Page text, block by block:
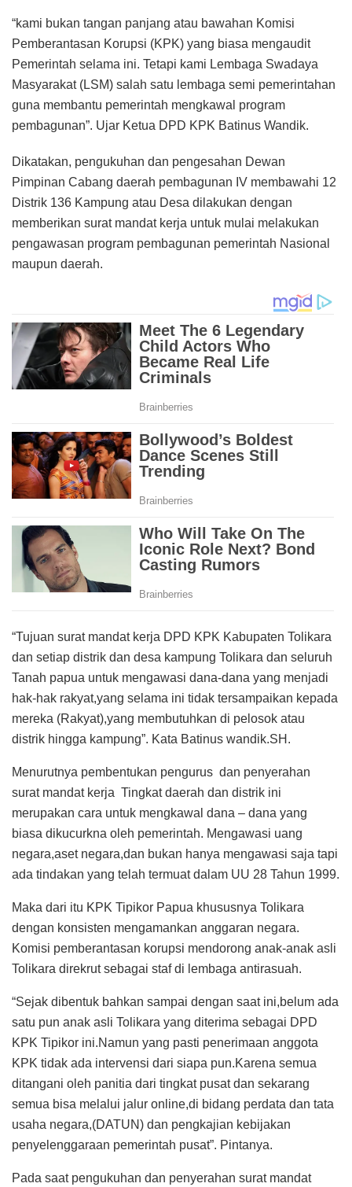
“kami bukan tangan panjang atau bawahan Komisi
Pemberantasan Korupsi (KPK) yang biasa mengaudit
Pemerintah selama ini. Tetapi kami Lembaga Swadaya
Masyarakat (LSM) salah satu lembaga semi pemerintahan
guna membantu pemerintah mengkawal program
pembagunan”. Ujar Ketua DPD KPK Batinus Wandik.
Dikatakan, pengukuhan dan pengesahan Dewan
Pimpinan Cabang daerah pembagunan IV membawahi 12
Distrik 136 Kampung atau Desa dilakukan dengan
memberikan surat mandat kerja untuk mulai melakukan
pengawasan program pembagunan pemerintah Nasional
maupun daerah.
“Tujuan surat mandat kerja DPD KPK Kabupaten Tolikara
dan setiap distrik dan desa kampung Tolikara dan seluruh
Tanah papua untuk mengawasi dana-dana yang menjadi
hak-hak rakyat,yang selama ini tidak tersampaikan kepada
mereka (Rakyat),yang membutuhkan di pelosok atau
distrik hingga kampung”. Kata Batinus wandik.SH.
Menurutnya pembentukan pengurus dan penyerahan
surat mandat kerja Tingkat daerah dan distrik ini
merupakan cara untuk mengkawal dana – dana yang
biasa dikucurkna oleh pemerintah. Mengawasi uang
negara,aset negara,dan bukan hanya mengawasi saja tapi
ada tindakan yang telah termuat dalam UU 28 Tahun 1999.
Maka dari itu KPK Tipikor Papua khususnya Tolikara
dengan konsisten mengamankan anggaran negara.
Komisi pemberantasan korupsi mendorong anak-anak asli
Tolikara direkrut sebagai staf di lembaga antirasuah.
“Sejak dibentuk bahkan sampai dengan saat ini,belum ada
satu pun anak asli Tolikara yang diterima sebagai DPD
KPK Tipikor ini.Namun yang pasti penerimaan anggota
KPK tidak ada intervensi dari siapa pun.Karena semua
ditangani oleh panitia dari tingkat pusat dan sekarang
semua bisa melalui jalur online,di bidang perdata dan tata
usaha negara,(DATUN) dan pengkajian kebijakan
penyelenggaraan pemerintah pusat”. Pintanya.
Pada saat pengukuhan dan penyerahan surat mandat